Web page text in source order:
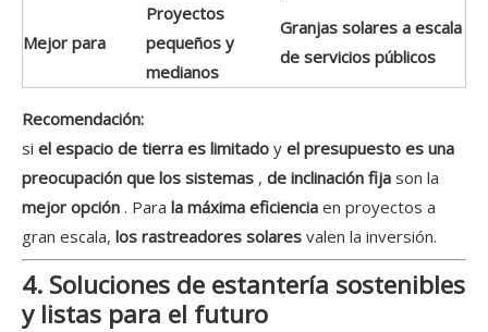
Mejor para
Proyectos
pequeños y
medianos
Granjas solares a escala
de servicios públicos
Recomendación:
si el espacio de tierra es limitado y el presupuesto es una
preocupación que los sistemas , de inclinación fija son la
mejor opción . Para la máxima eficiencia en proyectos a
gran escala, los rastreadores solares valen la inversión.
4. Soluciones de estantería sostenibles
y listas para el futuro